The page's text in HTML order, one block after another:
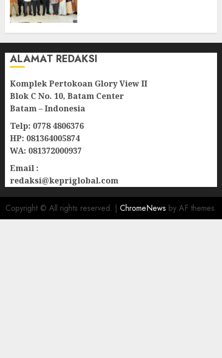
08/08/2026 0
ALAMAT REDAKSI
Komplek Pertokoan Glory View II
Blok C No. 10, Batam Center
Batam – Indonesia
Telp: 0778 4806376
HP: 081364005874
WA: 081372000937
Email :
redaksi@kepriglobal.com
Copyright © All rights reserved. | ChromeNews by AF themes.